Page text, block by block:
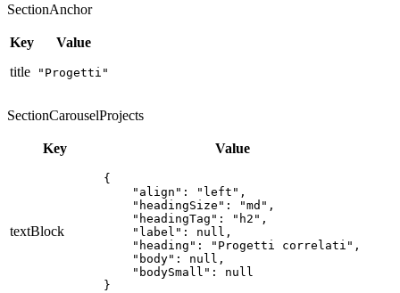
SectionAnchor
Key
Value
title
"Progetti"
SectionCarouselProjects
Key Value
textBlock
{
    "align": "left",
    "headingSize": "md",
    "headingTag": "h2",
    "label": null,
    "heading": "Progetti correlati",
    "body": null,
    "bodySmall": null
}